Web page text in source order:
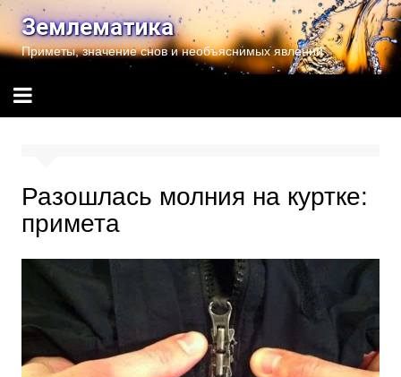
Перейти
содержимому
Землематика
Приметы, значение снов и необъяснимых явлений
Разошлась молния на куртке:
примета